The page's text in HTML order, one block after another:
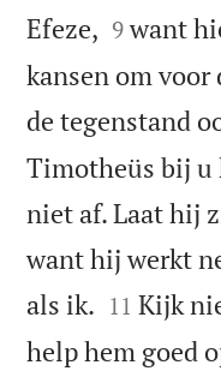
Efeze, 

9 want
kansen om voor
de tegenstand
Timotheüs bij u
niet af. Laat hij
want hij werkt
als ik. 

11 Kijk
help hem goed